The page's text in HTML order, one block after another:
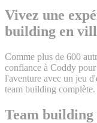
Vivez une
building en
Comme plus de 600
confiance à Coddy
l'aventure avec un jeu
team building complète.
Team building